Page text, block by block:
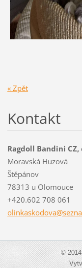
« Zpět
Kontakt
Ragdoll Bandini
Moravská Huzová
Štěpánov
78313 u Olomouce
+420.602 708 061
olinkaskodova@se
©